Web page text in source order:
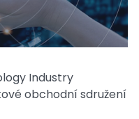
Industry
obchodní sdružení